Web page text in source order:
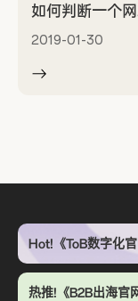
如何判断一个
2019-01-30
Hot!《ToB数字化官
热推!《B2B出海官